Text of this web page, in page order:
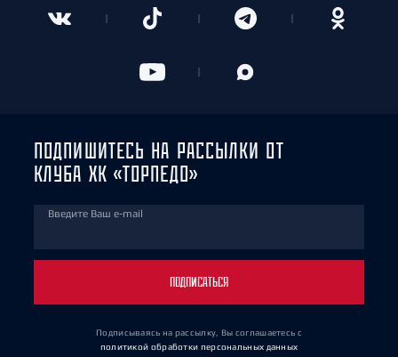
ПОДПИШИТЕСЬ НА РАССЫЛКИ ОТ
КЛУБА ХК «ТОРПЕДО»
Введите Ваш e-mail
ПОДПИСАТЬСЯ
Подписываясь на рассылку, Вы соглашаетесь с
политикой обработки персональных данных